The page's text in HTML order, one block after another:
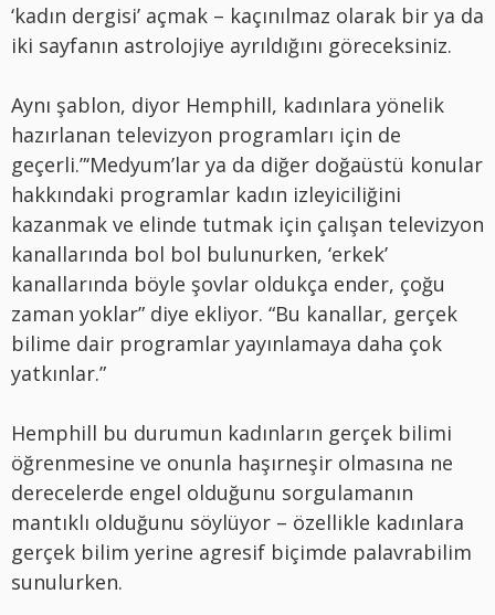
‘kadın dergisi’ açmak – kaçınılmaz olarak bir ya da
iki sayfanın astrolojiye ayrıldığını göreceksiniz.
Aynı şablon, diyor Hemphill, kadınlara yönelik
hazırlanan televizyon programları için de
geçerli.”‘Medyum’lar ya da diğer doğaüstü konular
hakkındaki programlar kadın izleyiciliğini
kazanmak ve elinde tutmak için çalışan televizyon
kanallarında bol bol bulunurken, ‘erkek’
kanallarında böyle şovlar oldukça ender, çoğu
zaman yoklar” diye ekliyor. “Bu kanallar, gerçek
bilime dair programlar yayınlamaya daha çok
yatkınlar.”
Hemphill bu durumun kadınların gerçek bilimi
öğrenmesine ve onunla haşırneşir olmasına ne
derecelerde engel olduğunu sorgulamanın
mantıklı olduğunu söylüyor – özellikle kadınlara
gerçek bilim yerine agresif biçimde palavrabilim
sunulurken.